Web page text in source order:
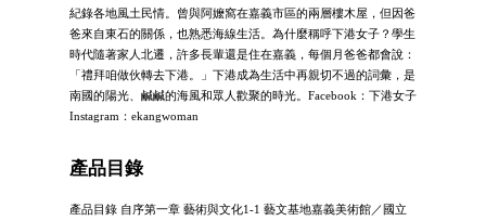
紀錄各地風土民情。曾與阿嬤窩在嘉義市區的兩層樓木屋，但因爸
爸來自東石的關係，也熟悉海線生活。為什麼稱呼下港女子？學生
時代隨著家人北遷，許多長輩還是住在嘉義，每個月爸爸都會說：
「禮拜咱做伙轉去下港。」下港成為生活中再親切不過的詞彙，是
南國的陽光、鹹鹹的海風和眾人歡聚的時光。Facebook：下港女子
Instagram：ekangwoman
產品目錄
產品目錄 自序第一章 藝術與文化1-1 藝文基地嘉義美術館／國立